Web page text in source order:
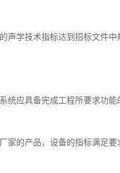
声学技术指标达到招标文件
统应具备完成工程所要求功
家的产品，设备的指标满足